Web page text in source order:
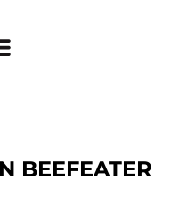
BEEFEATER